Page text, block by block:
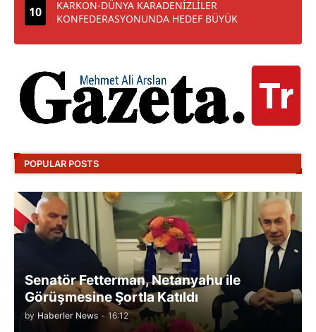
KARKON-DÜNYA KARADENİZLİLER
KONFEDERASYONUNDA HEDEF BÜYÜK
POPULAR POSTS
Senatör Fetterman, Netanyahu ile
Görüşmesine Şortla Katıldı
by Haberler News - 16:12